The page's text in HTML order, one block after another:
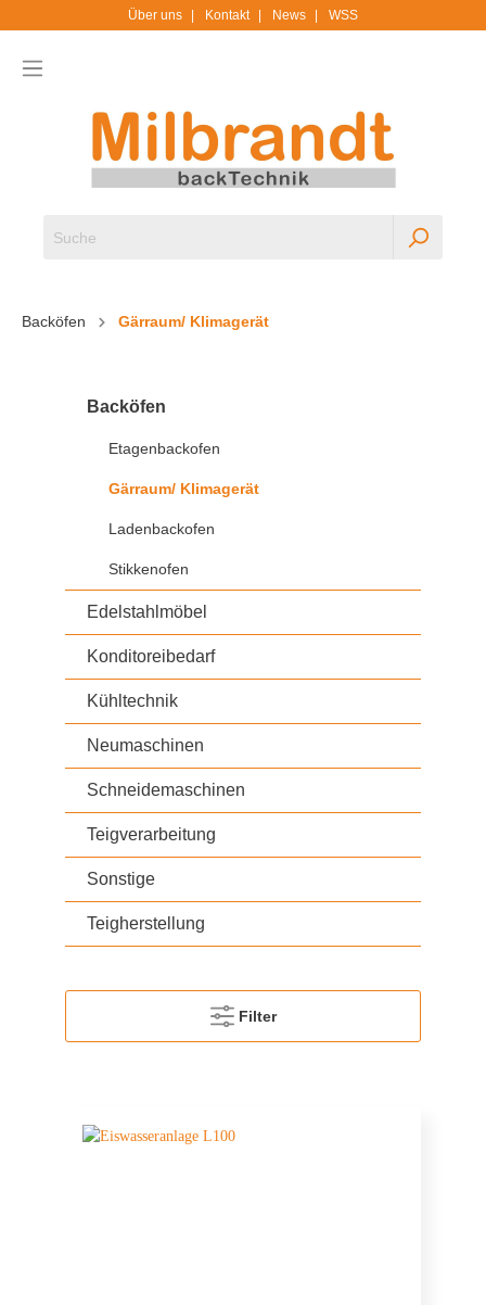
Über uns Kontakt News WSS
Backöfen Gärraum/ Klimagerät
Backöfen
Etagenbackofen
Gärraum/ Klimagerät
Ladenbackofen
Stikkenofen
Edelstahlmöbel
Konditoreibedarf
Kühltechnik
Neumaschinen
Schneidemaschinen
Teigverarbeitung
Sonstige
Teigherstellung
Filter